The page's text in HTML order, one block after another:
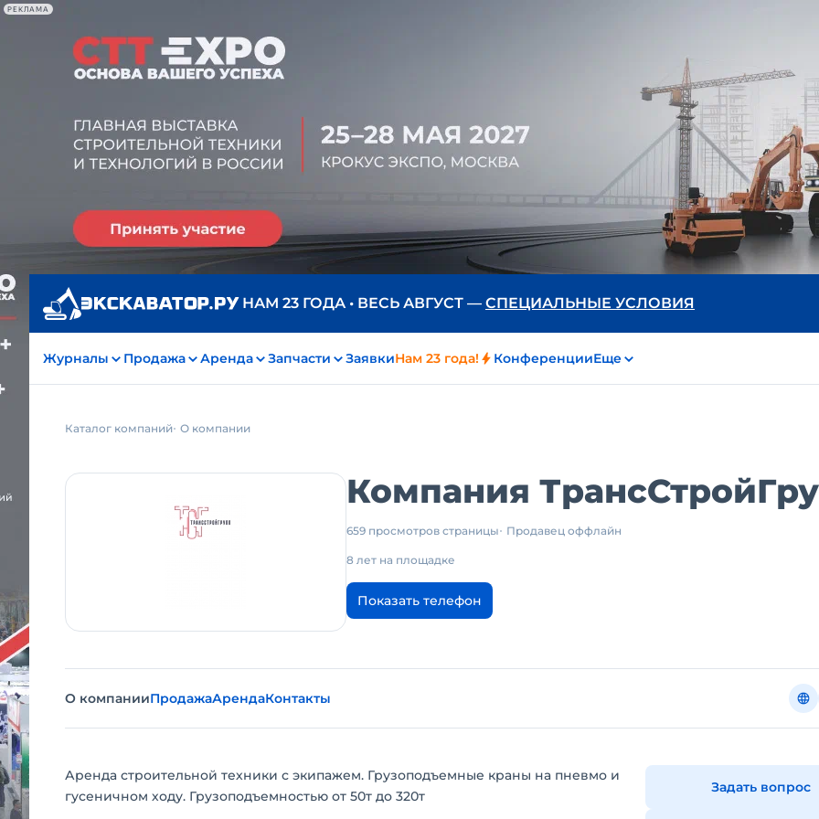
РЕКЛАМА
НАМ 23 ГОДА • ВЕСЬ АВГУСТ — СПЕЦИАЛЬНЫЕ УСЛОВИЯ
Журналы Продажа Аренда Запчасти ЗаявкиНам 23 года! КонференцииЕще
Каталог компаний О компании
Компания
659 просмотров страницы Продавец оффлайн
8 лет на площадке
Показать телефон
О компанииПродажаАрендаКонтакты
Аренда строительной техники с экипажем. Грузоподъемные краны на пневмо и
гусеничном ходу. Грузоподъемностью от 50т до 320т
Задать вопрос